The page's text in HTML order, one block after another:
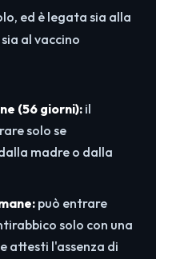
ed è legata sia alla
al vaccino
(56 giorni):il
solo se
madre o dalla
può entrare
solo con una
attesti l'assenza di